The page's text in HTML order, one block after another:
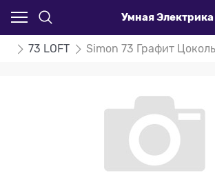
Умная Электрика
73 LOFT Simon 73 Графит